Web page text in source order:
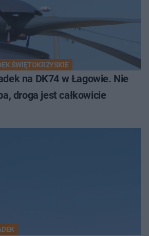
ŚWIĘTOKRZYSKIE
na DK74 w Łagowie. Nie
droga jest całkowicie